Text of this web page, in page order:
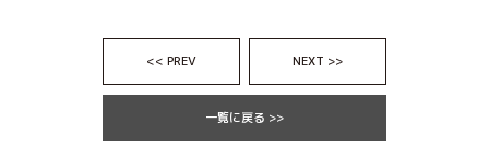
<< PREV NEXT >>
一覧に戻る >>